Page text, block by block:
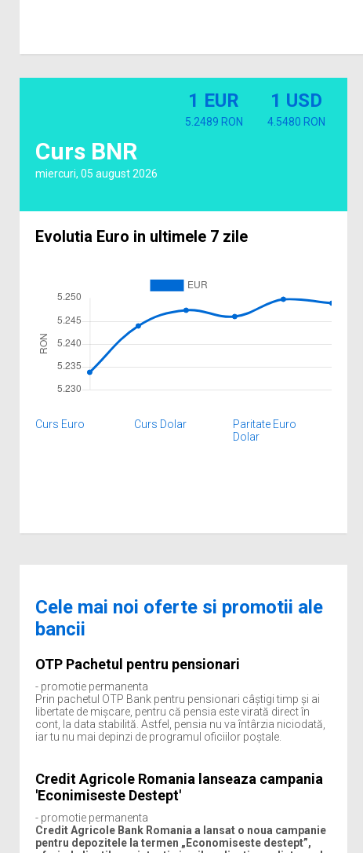
Curs BNR
miercuri, 05 august 2026
1 EUR
5.2489 RON
1 USD
4.5480 RON
Evolutia Euro in ultimele 7 zile
Curs Euro Curs Dolar
Paritate Euro
Dolar
Cele mai noi oferte si promotii ale
bancii
OTP Pachetul pentru pensionari
- promotie permanenta
Prin pachetul OTP Bank pentru pensionari câștigi timp şi ai
libertate de mişcare, pentru că pensia este virată direct în
cont, la data stabilită. Astfel, pensia nu va întârzia niciodată,
iar tu nu mai depinzi de programul oficiilor poştale.
Credit Agricole Romania lanseaza campania
'Econimiseste Destept'
- promotie permanenta
Credit Agricole Bank Romania a lansat o noua campanie
pentru depozitele la termen „Economiseste destept”,